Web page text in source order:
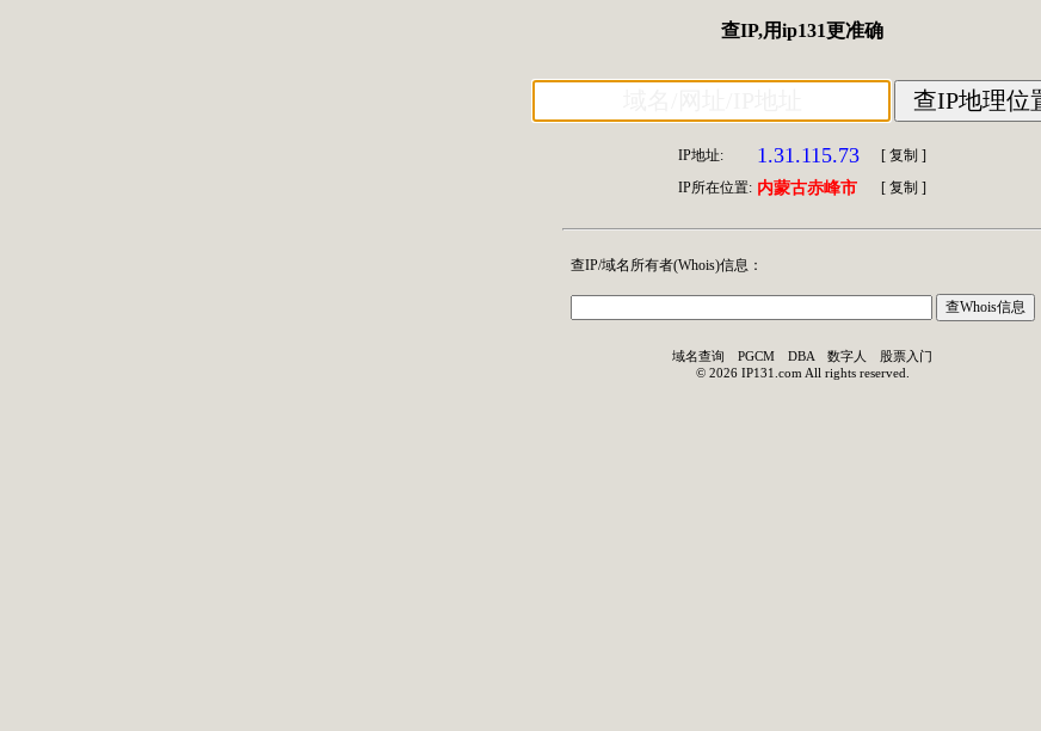
查IP,用ip131更准确
IP地址: 1.31.115.73 [ 复制 ]
IP所在位置: 内蒙古赤峰市 [ 复制 ]
查IP/域名所有者(Whois)信息：
域名查询 PGCM DBA 数字人
股票入门
© 2026 IP131.com All rights reserved.